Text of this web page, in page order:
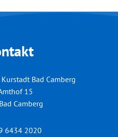
Bad Camberg
15
Bad Camberg
6434 2020